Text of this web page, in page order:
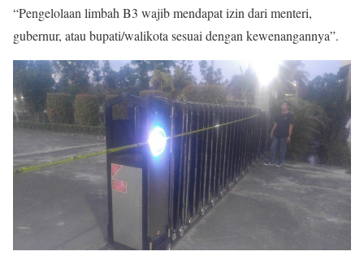
“Pengelolaan limbah B3 wajib mendapat izin dari menteri,
gubernur, atau bupati/walikota sesuai dengan kewenangannya”.